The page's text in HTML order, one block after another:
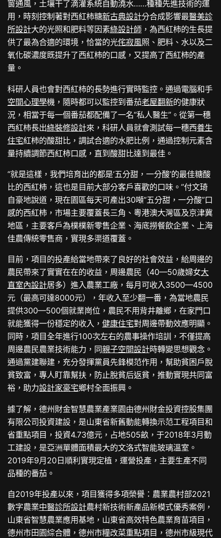
窗通風，土壤干了滴灌系統自動澆水……種種先進技術的運
用，時刻控制著對西紅柿糖新古典設計分合成影響最醫美診
所設計大的光照和肥料等因素綠設計師 ，為西紅柿的生長提
供了最為合適的環境，恰當的光侘寂風照、肥料、水以及二
氧化碳濃度既提升了西紅柿的口感，又提高了西紅柿的產
量。
科研人員也會對西紅柿的長勢進行實時監控。通過電腦和手
空間心理學機，隨時都可以監控到番茄老屋翻新的健康狀
況，相當于每一個番茄都配備了一名“私人醫生”。從第一穗
西紅柿長出綠裝修設計來，科研人員就會測試每一穗西養生
住宅紅柿的酸甜比，調試合適的水肥比例，通過控制元素含
量持續調節西紅柿口感，直到酸甜比達到最佳。
“就是這樣，我們培育出的都是‘五分甜，一分酸’的最佳糖酸
比的西紅柿，這也是目前大部分客戶喜歡的口味。”付文琦
自豪地說道，現在園區每天可產出30噸“五分甜，一分酸”口
感的西紅柿，市場主要覆蓋長三角、粵港澳大灣區及京津冀
地區，主要客戶為樸樸新零售企業、海底撈餐飲企業、上海
佳農傳統零售商，實現多渠道覆蓋。
目前，項目的投產給當地帶來了良好的社會效益，給周邊的
農民帶來了實實在在的收益，周邊農民（40—50歲婦女大
直室內設計居多）進入農業工廠，每月可收入3500—4500
元（最高可達8000元），年收入至少翻一番，為當地農民
提供300—500個就業崗位，農民不用背井離鄉，在家門口
就能獲得一份穩定的收入，健康住宅對周邊帶動效應明顯。
同時，項目全年進行100次左右的農事操作培訓，不僅提高
周邊農民農業技術能力，同親子空間設計時轉變思想觀念。
通過黨建聯建，充分發揮黨員先鋒模范作用，幫助貧困戶脫
貧致富，專人盯靠幫扶，防止脫貧后返貧，推動實現共同富
裕，助力設計家豪宅鄉村全面振興。
據了解，德州財金智慧農業產業園由德州財金投資控股集團
有限公司投資建設，是山東省新舊動能轉換示范工程項目和
省重點項目，投資4.73億元，占地505畝，于2018年3月動
工建設，是亞洲單體面積最大的文洛式智能玻璃溫室。
2019年9月20日順利實現定植，運營投產，主要生產不同
品種的番茄。
自2019年投產以來，項目獲得多項榮譽：農業農村部2021
數字農業中醫診所設計農村新技術新產品新模式優秀案例，
山東省智慧農業應用基地，山東省高效特色農業育苗項目，
德州市田園綜合體，德州市糧改菜重點項目，德州市級現代